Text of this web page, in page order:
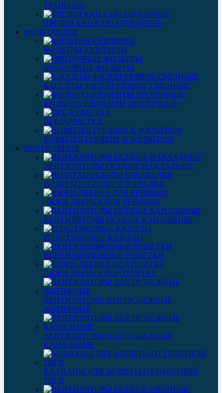
ТРАПЫ ПП
ВРЕЗКИ КАНАЛИЗАЦИОННЫЕ
ФИЛЬТРАЦИЯ
ФИЛЬТРЫ-КУВШИНЫ
ПРОТОЧНЫЕ ФИЛЬТРЫ
КАССЕТЫ ФИЛЬТРУЮЩИЕ СМЕННЫЕ
ФИЛЬТРОЭЛЕМЕНТЫ ПРОТОЧНЫЕ
ПРЕДОЧИСТКА
КОМПЛЕКТУЮЩИЕ К ФИЛЬТРАМ
ВЕНТИЛЯЦИЯ
ВЕНТИЛЯТОРЫ ОСЕВЫЕ НАКЛАДНЫЕ
ВОЗДУХООТВОДЫ ПЛОЩАДКИ
ЛЮКИ ДВЕРЦА ДЛЯ РЕВИЗИИ
ВЕНТИЛЯТОРЫ ОСЕВЫЕ КАНАЛЬНЫЕ
ПЛАСТИКОВЫЕ КАНАЛЫ
ВЕНТИЛЯЦИОННЫЕ РЕШЕТКИ
ЛЮКИ ДВЕРЦА ПОД ПЛИТКУ
ВЕНТИЛЯТОРЫ ЦЕНТРОБЕЖНЫЕ
ВЫТЯЖНЫЕ
ВЕНТИЛЯТОРЫ ЦЕНТРОБЕЖНЫЕ
КАНАЛЬНЫЕ
КЛАПАНЫ ДЛЯ ЗАЩИТЫ ОТ ОБРАТНОЙ
ТЯГИ